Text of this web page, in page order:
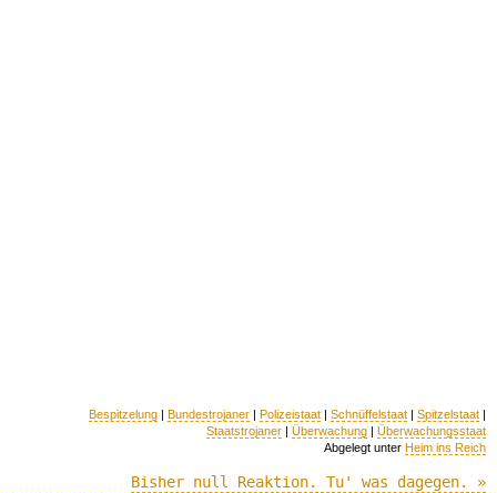
Bespitzelung | Bundestrojaner | Polizeistaat | Schnüffelstaat | Spitzelstaat |
Staatstrojaner | Überwachung | Überwachungsstaat
Abgelegt unter Heim ins Reich
Bisher null Reaktion. Tu' was dagegen. »